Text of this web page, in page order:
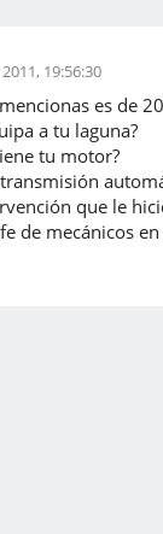
19:56:30
es de
a tu laguna?
tu motor?
que le
de mecánicos